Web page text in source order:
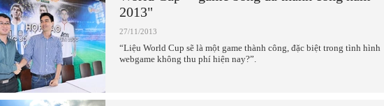
2013"
27/11/2013
“Liệu World Cup sẽ là một game thành công, đặc biệt trong tình hình
webgame không thu phí hiện nay?”.